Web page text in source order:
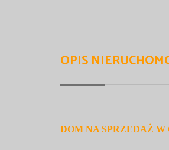
OPIS
DOM NA SPRZEDAŻ